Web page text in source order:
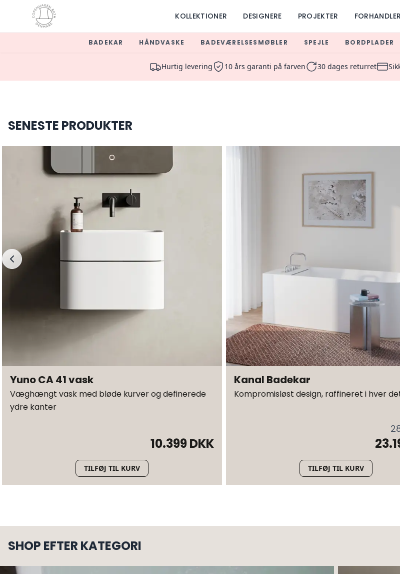
KOLLEKTIONER DESIGNERE PROJEKTER
BADEKAR HÅNDVASKE BADEVÆRELSESMØBLER SPEJLE BORDPLADER
Luxury Bathroom Furniture & Design Solutions |
Hurtig levering 10 års garanti på farven 30 dages returret
SENESTE PRODUKTER
Yuno CA 41 vask
Væghængt vask med bløde kurver og definerede
ydre kanter
10.399 DKK
TILFØJ TIL KURV
Kanal Badekar
Kompromisløst design, raffineret i hver
TILFØJ TIL KURV
SHOP EFTER KATEGORI